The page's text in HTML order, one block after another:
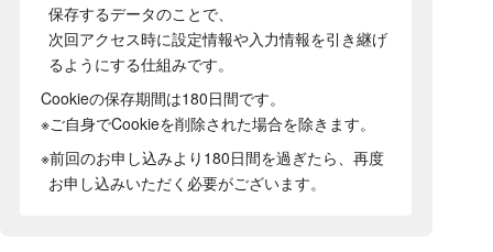
保存するデータのことで、
次回アクセス時に設定情報や入力情報を引き継げ
るようにする仕組みです。
Cookieの保存期間は180日間です。
※ご自身でCookieを削除された場合を除きます。
※前回のお申し込みより180日間を過ぎたら、再度
お申し込みいただく必要がございます。